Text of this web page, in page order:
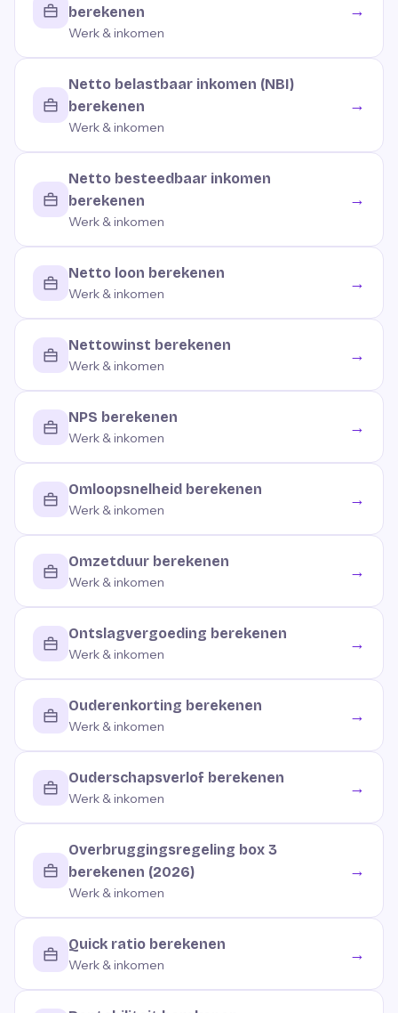
berekenen
Werk & inkomen
→
Netto belastbaar inkomen (NBI)
berekenen
Werk & inkomen
→
Netto besteedbaar inkomen
berekenen
Werk & inkomen
→
Netto loon berekenen
Werk & inkomen
→
Nettowinst berekenen
Werk & inkomen
→
NPS berekenen
Werk & inkomen
→
Omloopsnelheid berekenen
Werk & inkomen
→
Omzetduur berekenen
Werk & inkomen
→
Ontslagvergoeding berekenen
Werk & inkomen
→
Ouderenkorting berekenen
Werk & inkomen
→
Ouderschapsverlof berekenen
Werk & inkomen
→
Overbruggingsregeling box 3
berekenen (2026)
Werk & inkomen
→
Quick ratio berekenen
Werk & inkomen
→